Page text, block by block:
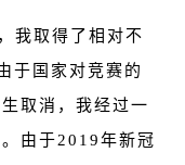
我取得了相对不
于国家对竞赛的
取消，我经过一
由于2019年新冠